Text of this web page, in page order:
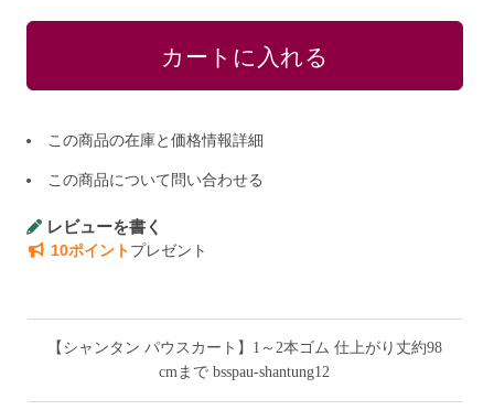
この商品の在庫と価格情報詳細
この商品について問い合わせる
レビューを書く
10ポイントプレゼント
【シャンタン パウスカート】1～2本ゴム 仕上がり丈約98
cmまで bsspau-shantung12